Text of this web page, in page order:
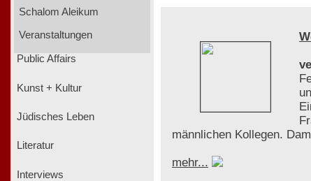
Schalom Aleikum
Veranstaltungen
Public Affairs
Kunst + Kultur
Jüdisches Leben
Literatur
Interviews
männlichen Kollegen.
mehr...